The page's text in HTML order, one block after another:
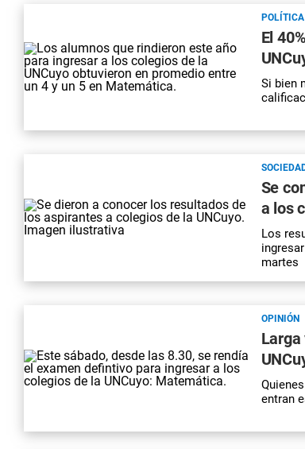
POLÍTICA
El
Si bien
Se
a los
Los
martes
OPINIÓN
entran